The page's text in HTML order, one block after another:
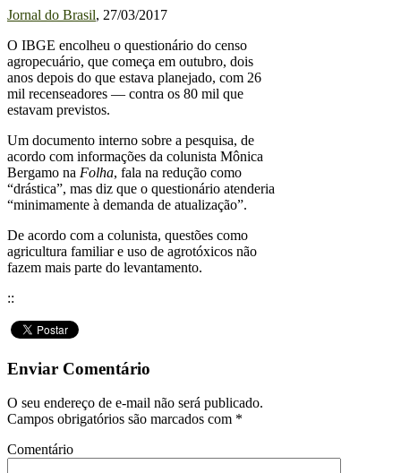
Jornal do Brasil, 27/03/2017
O IBGE encolheu o questionário do censo
agropecuário, que começa em outubro, dois
anos depois do que estava planejado, com 26
mil recenseadores — contra os 80 mil que
estavam previstos.
Um documento interno sobre a pesquisa, de
acordo com informações da colunista Mônica
Bergamo na Folha, fala na redução como
“drástica”, mas diz que o questionário atenderia
“minimamente à demanda de atualização”.
De acordo com a colunista, questões como
agricultura familiar e uso de agrotóxicos não
fazem mais parte do levantamento.
::
Enviar Comentário
O seu endereço de e-mail não será publicado.
Campos obrigatórios são marcados com *
Comentário